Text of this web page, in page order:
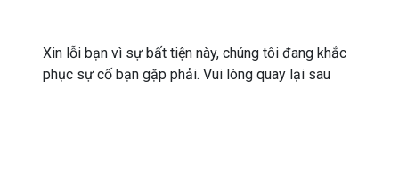
Xin lỗi bạn vì sự bất tiện này, chúng tôi đang khắc
phục sự cố bạn gặp phải. Vui lòng quay lại sau